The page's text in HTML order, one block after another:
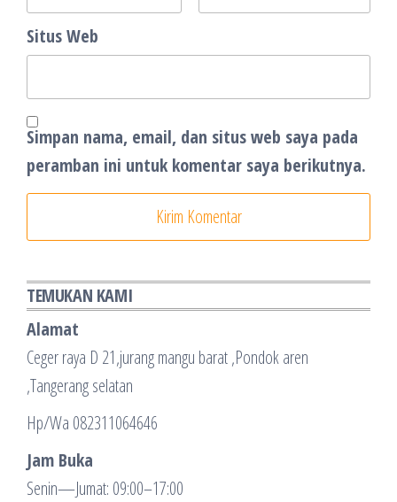
Situs Web
Simpan nama, email, dan situs web saya pada
peramban ini untuk komentar saya berikutnya.
TEMUKAN KAMI
Alamat
Ceger raya D 21,jurang mangu barat ,Pondok aren
,Tangerang selatan
Hp/Wa 082311064646
Jam Buka
Senin—Jumat: 09:00–17:00